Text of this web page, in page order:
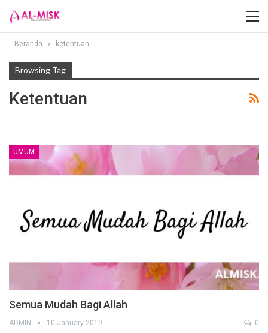
Beranda ketentuan
Browsing Tag
Ketentuan
UMUM
Semua Mudah Bagi Allah
ADMIN 10 January 2019 0